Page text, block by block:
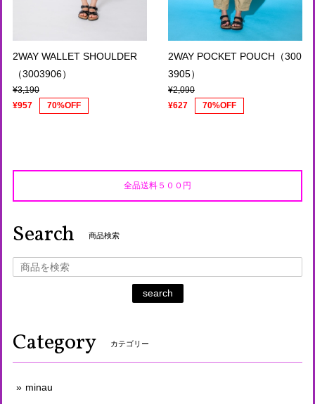
2WAY WALLET SHOULDER
（3003906）
¥3,190
¥957
70%OFF
2WAY POCKET POUCH（300
3905）
¥2,090
¥627
70%OFF
全品送料５００円
Search 商品検索
search
Category カテゴリー
minau